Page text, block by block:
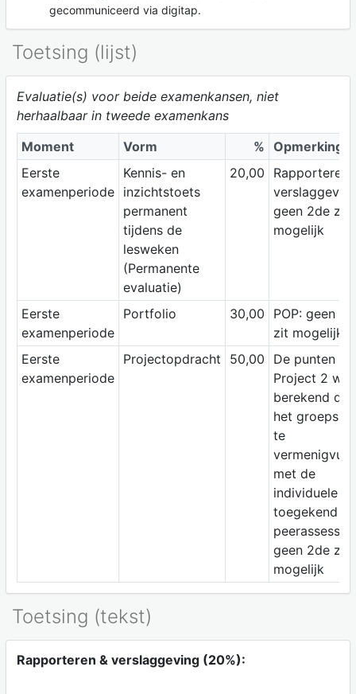
gecommuniceerd via digitap.
Toetsing (lijst)
Evaluatie(s) voor beide examenkansen, niet
herhaalbaar in tweede examenkans
Moment
Vorm % Opmerking
Eerste
examenperiode
Kennis- en
inzichtstoets
permanent
tijdens de
lesweken
(Permanente
evaluatie)
20,00
Rapporteren
geen 2de zit
mogelijk
Eerste
examenperiode
Portfolio 30,00
POP: geen
zit mogelijk
Eerste
examenperiode
Projectopdracht 50,00
De punten
Project 2
berekend
het
te
met de
individuele
toegekend
geen 2de zit
mogelijk
Toetsing (tekst)
Rapporteren & verslaggeving (20%):